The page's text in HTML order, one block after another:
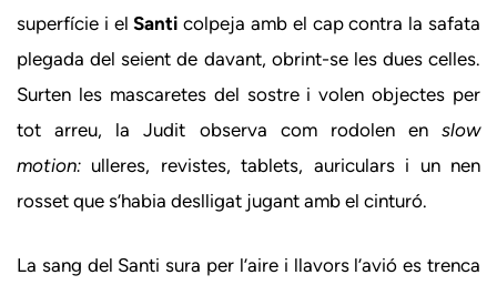
superfície i elSanti colpeja amb el cap contra la safata
plegada del seient de davant, obrint-se les dues celles.
Surten les mascaretes del sostre i volen objectes per
tot arreu, la Judit observa com rodolen en slow
motion: ulleres, revistes, tablets, auriculars i un nen
rosset que s’habia deslligat jugant amb el cinturó.
La sang del Santi sura per l’aire i llavors l’avió es trenca